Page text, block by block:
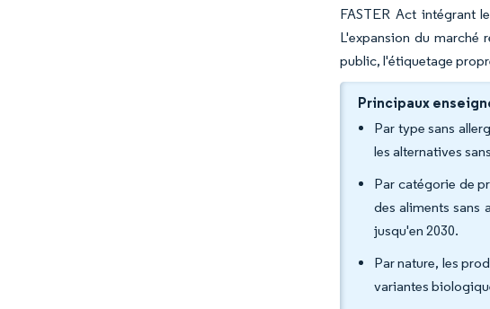
FASTER Act intégrant
L'expansion du marché
public, l'étiquetage
Principaux
Par type sans
les alternatives
Par catégorie de
des aliments sans
jusqu'en 2030.
Par nature, les
variantes